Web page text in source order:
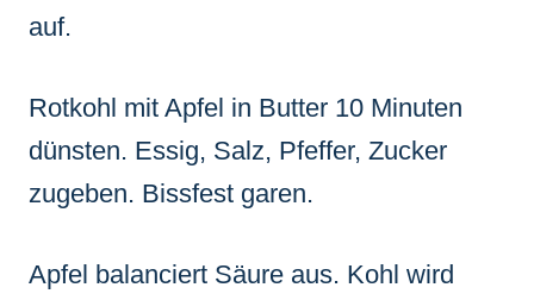
auf.
Rotkohl mit Apfel in Butter 10 Minuten
dünsten. Essig, Salz, Pfeffer, Zucker
zugeben. Bissfest garen.
Apfel balanciert Säure aus. Kohl wird